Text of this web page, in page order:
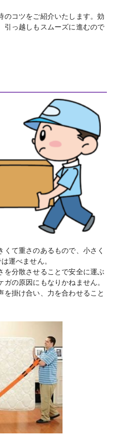
のコツをご紹介いたします。効
引っ越しもスムーズに進むので
て重さのあるもので、小さく
運べません。
を分散させることで安全に運ぶ
の原因にもなりかねません。
を掛け合い、力を合わせること